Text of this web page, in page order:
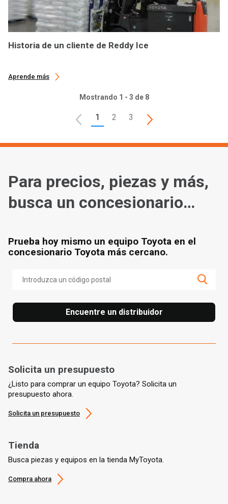
Historia de un cliente de Reddy Ice
Aprende más
Mostrando 1 - 3 de 8
1 2 3
Para precios, piezas y más,
busca un concesionario
Prueba hoy mismo un equipo Toyota en el
concesionario Toyota más cercano.
Encuentre un distribuidor
Solicita un presupuesto
¿Listo para comprar un equipo Toyota? Solicita un
presupuesto ahora.
Solicita un presupuesto
Tienda
Busca piezas y equipos en la tienda MyToyota.
Compra ahora